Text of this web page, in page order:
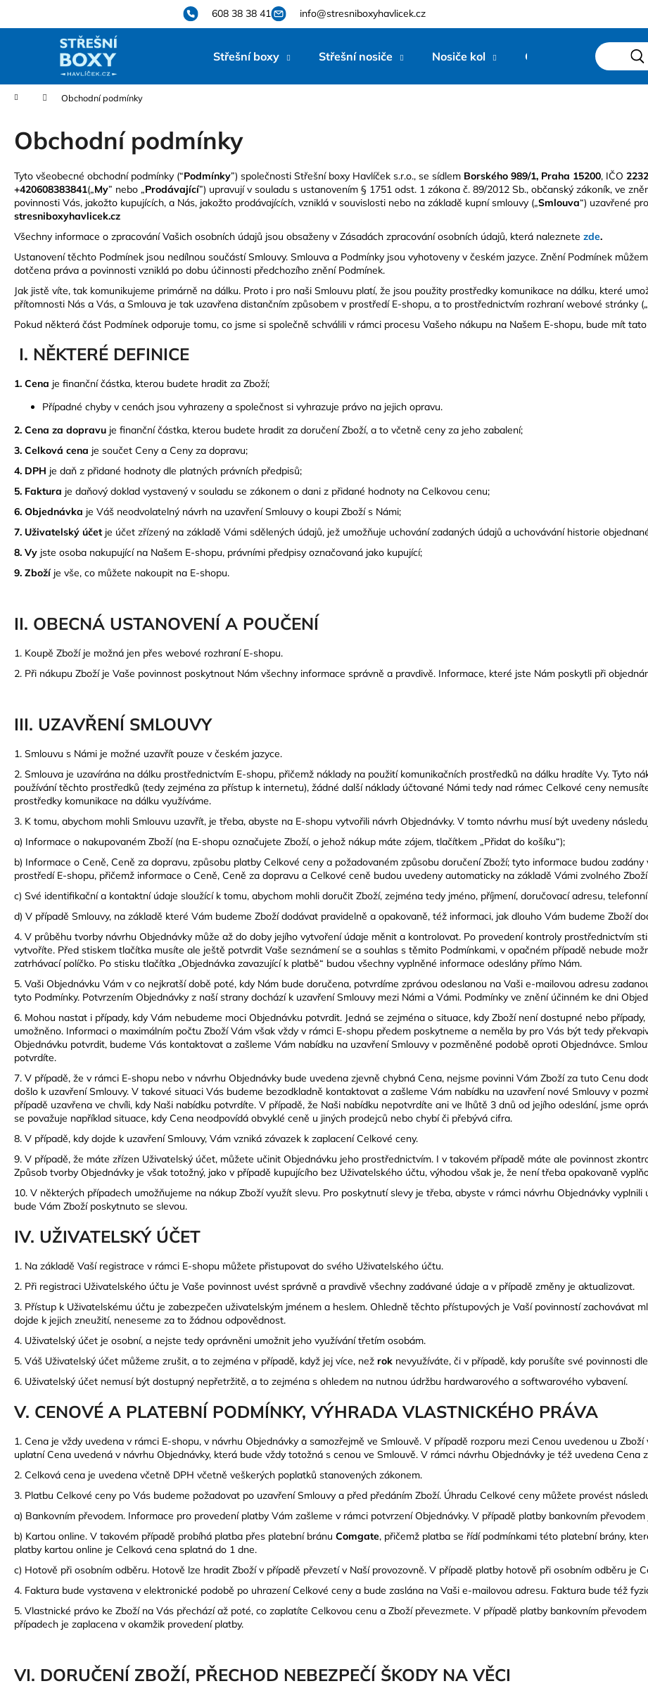
obsah
608 38 38 41 info@stresniboxyhavlicek.cz
Střešní boxy Střešní nosiče Nosiče kol Ostatní Značky
Domů Obchodní podmínky
Obchodní podmínky
Tyto všeobecné obchodní podmínky (“Podmínky”) společnosti Střešní boxy Havlíček s.r.o., se sídlem Borského 989/1, Praha 15200, IČO
+420608383841(„My” nebo „Prodávající”) upravují v souladu s ustanovením § 1751 odst. 1 zákona č. 89/2012 Sb., občanský zákoník, ve
povinnosti Vás, jakožto kupujících, a Nás, jakožto prodávajících, vzniklá v souvislosti nebo na základě kupní smlouvy („Smlouva“) uzavřené
stresniboxyhavlicek.cz
Všechny informace o zpracování Vašich osobních údajů jsou obsaženy v Zásadách zpracování osobních údajů, která naleznete zde.
Ustanovení těchto Podmínek jsou nedílnou součástí Smlouvy. Smlouva a Podmínky jsou vyhotoveny v českém jazyce. Znění Podmínek
dotčena práva a povinnosti vzniklá po dobu účinnosti předchozího znění Podmínek.
Jak jistě víte, tak komunikujeme primárně na dálku. Proto i pro naši Smlouvu platí, že jsou použity prostředky komunikace na dálku, které
přítomnosti Nás a Vás, a Smlouva je tak uzavřena distančním způsobem v prostředí E-shopu, a to prostřednictvím rozhraní webové stránky („
Pokud některá část Podmínek odporuje tomu, co jsme si společně schválili v rámci procesu Vašeho nákupu na Našem E-shopu, bude mít
I. NĚKTERÉ DEFINICE
1. Cena je finanční částka, kterou budete hradit za Zboží;
Případné chyby v cenách jsou vyhrazeny a společnost si vyhrazuje právo na jejich opravu.
2. Cena za dopravu je finanční částka, kterou budete hradit za doručení Zboží, a to včetně ceny za jeho zabalení;
3. Celková cena je součet Ceny a Ceny za dopravu;
4. DPH je daň z přidané hodnoty dle platných právních předpisů;
5. Faktura je daňový doklad vystavený v souladu se zákonem o dani z přidané hodnoty na Celkovou cenu;
6. Objednávka je Váš neodvolatelný návrh na uzavření Smlouvy o koupi Zboží s Námi;
7. Uživatelský účet je účet zřízený na základě Vámi sdělených údajů, jež umožňuje uchování zadaných údajů a uchovávání historie
8. Vy jste osoba nakupující na Našem E-shopu, právními předpisy označovaná jako kupující;
9. Zbožíje vše, co můžete nakoupit na E-shopu.
II. OBECNÁ USTANOVENÍ A POUČENÍ
1. Koupě Zboží je možná jen přes webové rozhraní E-shopu.
2. Při nákupu Zboží je Vaše povinnost poskytnout Nám všechny informace správně a pravdivě. Informace, které jste Nám poskytli při
III. UZAVŘENÍ SMLOUVY
1. Smlouvu s Námi je možné uzavřít pouze v českém jazyce.
2. Smlouva je uzavírána na dálku prostřednictvím E-shopu, přičemž náklady na použití komunikačních prostředků na dálku hradíte Vy. Tyto
používání těchto prostředků (tedy zejména za přístup k internetu), žádné další náklady účtované Námi tedy nad rámec Celkové ceny
prostředky komunikace na dálku využíváme.
3. K tomu, abychom mohli Smlouvu uzavřít, je třeba, abyste na E-shopu vytvořili návrh Objednávky. V tomto návrhu musí být uvedeny
a) Informace o nakupovaném Zboží (na E-shopu označujete Zboží, o jehož nákup máte zájem, tlačítkem „Přidat do košíku“);
b) Informace o Ceně, Ceně za dopravu, způsobu platby Celkové ceny a požadovaném způsobu doručení Zboží; tyto informace budou
prostředí E-shopu, přičemž informace o Ceně, Ceně za dopravu a Celkové ceně budou uvedeny automaticky na základě Vámi zvolného
c) Své identifikační a kontaktní údaje sloužící k tomu, abychom mohli doručit Zboží, zejména tedy jméno, příjmení, doručovací adresu,
d) V případě Smlouvy, na základě které Vám budeme Zboží dodávat pravidelně a opakovaně, též informaci, jak dlouho Vám budeme Zboží
4. V průběhu tvorby návrhu Objednávky může až do doby jejího vytvoření údaje měnit a kontrolovat. Po provedení kontroly prostřednictvím
vytvoříte. Před stiskem tlačítka musíte ale ještě potvrdit Vaše seznámení se a souhlas s těmito Podmínkami, v opačném případě nebude
zatrhávací políčko. Po stisku tlačítka „Objednávka zavazující k platbě“ budou všechny vyplněné informace odeslány přímo Nám.
5. Vaši Objednávku Vám v co nejkratší době poté, kdy Nám bude doručena, potvrdíme zprávou odeslanou na Vaši e-mailovou adresu
tyto Podmínky. Potvrzením Objednávky z naší strany dochází k uzavření Smlouvy mezi Námi a Vámi. Podmínky ve znění účinném ke dni
6. Mohou nastat i případy, kdy Vám nebudeme moci Objednávku potvrdit. Jedná se zejména o situace, kdy Zboží není dostupné nebo
umožněno. Informaci o maximálním počtu Zboží Vám však vždy v rámci E-shopu předem poskytneme a neměla by pro Vás být tedy
Objednávku potvrdit, budeme Vás kontaktovat a zašleme Vám nabídku na uzavření Smlouvy v pozměněné podobě oproti Objednávce.
potvrdíte.
7. V případě, že v rámci E-shopu nebo v návrhu Objednávky bude uvedena zjevně chybná Cena, nejsme povinni Vám Zboží za tuto Cenu
došlo k uzavření Smlouvy. V takové situaci Vás budeme bezodkladně kontaktovat a zašleme Vám nabídku na uzavření nové Smlouvy v
případě uzavřena ve chvíli, kdy Naši nabídku potvrdíte. V případě, že Naši nabídku nepotvrdíte ani ve lhůtě 3 dnů od jejího odeslání, jsme
se považuje například situace, kdy Cena neodpovídá obvyklé ceně u jiných prodejců nebo chybí či přebývá cifra.
8. V případě, kdy dojde k uzavření Smlouvy, Vám vzniká závazek k zaplacení Celkové ceny.
9. V případě, že máte zřízen Uživatelský účet, můžete učinit Objednávku jeho prostřednictvím. I v takovém případě máte ale povinnost
Způsob tvorby Objednávky je však totožný, jako v případě kupujícího bez Uživatelského účtu, výhodou však je, že není třeba opakovaně
10. V některých případech umožňujeme na nákup Zboží využít slevu. Pro poskytnutí slevy je třeba, abyste v rámci návrhu Objednávky
bude Vám Zboží poskytnuto se slevou.
IV. UŽIVATELSKÝ ÚČET
1. Na základě Vaší registrace v rámci E-shopu můžete přistupovat do svého Uživatelského účtu.
2. Při registraci Uživatelského účtu je Vaše povinnost uvést správně a pravdivě všechny zadávané údaje a v případě změny je aktualizovat.
3. Přístup k Uživatelskému účtu je zabezpečen uživatelským jménem a heslem. Ohledně těchto přístupových je Vaší povinností zachovávat
dojde k jejich zneužití, neneseme za to žádnou odpovědnost.
4. Uživatelský účet je osobní, a nejste tedy oprávněni umožnit jeho využívání třetím osobám.
5. Váš Uživatelský účet můžeme zrušit, a to zejména v případě, když jej více, než rok nevyužíváte, či v případě, kdy porušíte své povinnosti
6. Uživatelský účet nemusí být dostupný nepřetržitě, a to zejména s ohledem na nutnou údržbu hardwarového a softwarového vybavení.
V. CENOVÉ A PLATEBNÍ PODMÍNKY, VÝHRADA VLASTNICKÉHO PRÁVA
1. Cena je vždy uvedena v rámci E-shopu, v návrhu Objednávky a samozřejmě ve Smlouvě. V případě rozporu mezi Cenou uvedenou u
uplatní Cena uvedená v návrhu Objednávky, která bude vždy totožná s cenou ve Smlouvě. V rámci návrhu Objednávky je též uvedena Cena
2. Celková cena je uvedena včetně DPH včetně veškerých poplatků stanovených zákonem.
3. Platbu Celkové ceny po Vás budeme požadovat po uzavření Smlouvy a před předáním Zboží. Úhradu Celkové ceny můžete provést
a) Bankovním převodem. Informace pro provedení platby Vám zašleme v rámci potvrzení Objednávky. V případě platby bankovním
b) Kartou online. V takovém případě probíhá platba přes platební bránu Comgate, přičemž platba se řídí podmínkami této platební brány,
platby kartou online je Celková cena splatná do 1 dne.
c) Hotově při osobním odběru. Hotově lze hradit Zboží v případě převzetí v Naší provozovně. V případě platby hotově při osobním odběru je
4. Faktura bude vystavena v elektronické podobě po uhrazení Celkové ceny a bude zaslána na Vaši e-mailovou adresu. Faktura bude též
5. Vlastnické právo ke Zboží na Vás přechází až poté, co zaplatíte Celkovou cenu a Zboží převezmete. V případě platby bankovním
případech je zaplacena v okamžik provedení platby.
VI. DORUČENÍ ZBOŽÍ, PŘECHOD NEBEZPEČÍ ŠKODY NA VĚCI
o
k
Zpět
obchodu
Zpět
obchodu
Doporučujeme
STŘEŠNÍ BOX NEUMANN ADVENTURE
190 ANTRACIT ECONOMY
6 989 Kč
STŘEŠNÍ BOX HAPRO TRAXER 8.6
ANTRACIT
BOX THULE
PLATFORMY